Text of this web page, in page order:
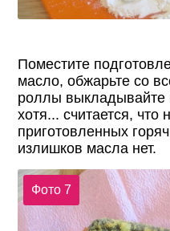
Поместите
масло, обжарьте со
роллы выкладывайте
хотя... считается, что
приготовленных
излишков масла нет.
Фото 7